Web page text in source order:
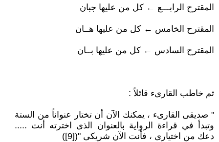
المقترح الرابـــع ← كل من عليها جبان
المقترح الخامس ← كل من عليها هــان
المقترح السادس ← كل من عليها بــان
ثم خاطب القارىء قائلاً :
" صديقى القارىء ، يمكنك الآن أن تختار عنواناً من الستة
وتبدأ في قراءة الرواية بالعنوان الذى اخترته أنت .....
دعك من اختيارى ، فأنت الآن شريكى "([9])